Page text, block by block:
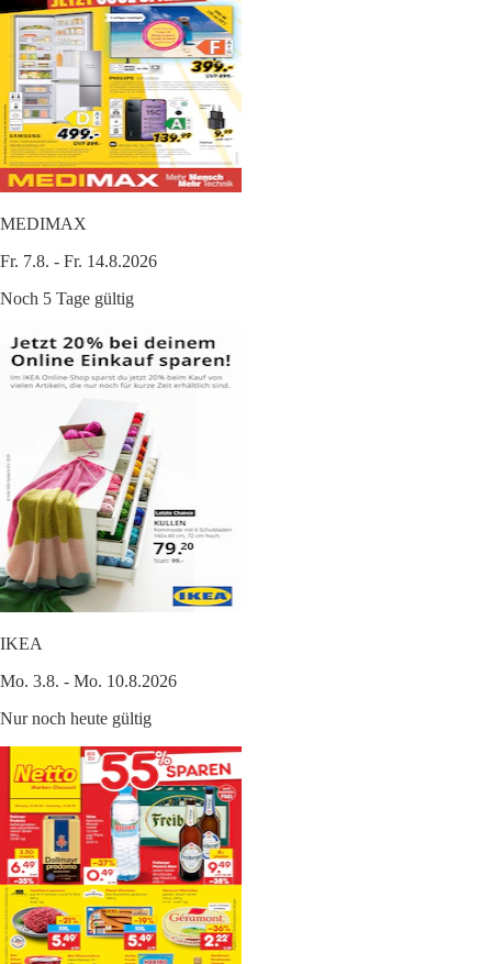
MEDIMAX
Fr. 7.8. - Fr. 14.8.2026
Noch 5 Tage gültig
IKEA
Mo. 3.8. - Mo. 10.8.2026
Nur noch heute gültig